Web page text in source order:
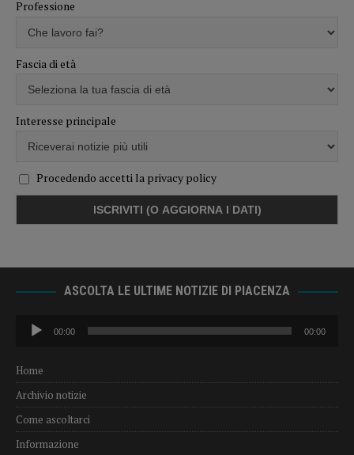
Professione
Fascia di età
Interesse principale
Procedendo accetti la privacy policy
ASCOLTA LE ULTIME NOTIZIE DI PIACENZA
Audio
Player
00:00 00:00
Home
Archivio notizie
Come ascoltarci
Informazione